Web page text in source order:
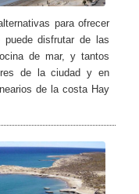
para ofrecer
disfrutar de las
de mar, y tantos
de la ciudad y en
de la costa Hay